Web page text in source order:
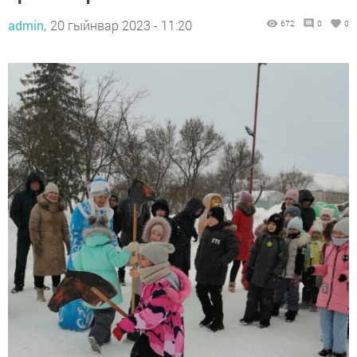
admin, 20 гыйнвар 2023 - 11:20 672 0 0